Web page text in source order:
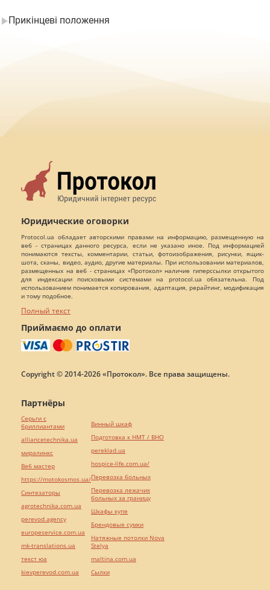
Прикінцеві положення
Юридические оговорки
Protocol.ua обладает авторскими правами на информацию, размещенную на
веб - страницах данного ресурса, если не указано иное. Под информацией
понимаются тексты, комментарии, статьи, фотоизображения, рисунки, ящик-
шота, сканы, видео, аудио, другие материалы. При использовании материалов,
размещенных на веб - страницах «Протокол» наличие гиперссылки открытого
для индексации поисковыми системами на protocol.ua обязательна. Под
использованием понимается копирования, адаптация, рерайтинг, модификация
и тому подобное.
Полный текст
Приймаємо до оплати
Copyright © 2014-2026 «Протокол». Все права защищены.
Партнёры
Серьги с
бриллиантами
alliancetechnika.ua
миралинкс
Веб мастер
https://motokosmos.ua/
Синтезаторы
agrotechnika.com.ua
perevod.agency
europeservice.com.ua
mk-translations.ua
текст юа
kievperevod.com.ua
Винный шкаф
Подготовка к НМТ / ВНО
pereklad.ua
hospice-life.com.ua/
Перевозка больных
Перевозка лежачих
больных за границу
Шкафы купе
Брендовые сумки
Натяжные потолки Nova
Stelya
maltina.com.ua
Cылки